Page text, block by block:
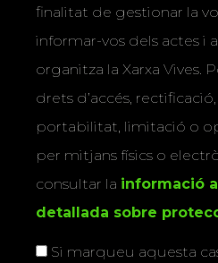
finalitat de gestionar la
informar-vos dels actes i
organitza la Xarxa Vives.
drets d’accés,
portabilitat, limitació o
per mitjans físics o
consultar la informació
detallada sobre
Si marqueu aquesta